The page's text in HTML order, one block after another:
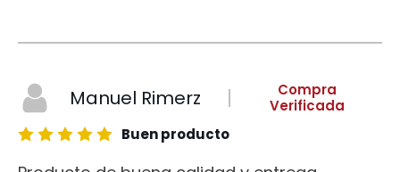
Manuel Rimerz
Compra
Verificada
Buen producto